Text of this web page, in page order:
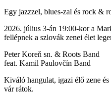
Egy jazzzel, blues-zal és rock &
2026. július 3-án 19:00-kor a
fellépnek a szlovák zenei élet
Peter Koreň sn. & Roots Band
feat. Kamil Paulovčín Band
Kiváló hangulat, igazi élő zene
vár rátok.